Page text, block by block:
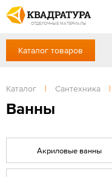
ОТДЕЛОЧНЫЕ МАТЕРИАЛЫ
Профи
Контакты
Доставка и оплата
Выставочный зал
Готовые решения
Отзывы
+7 (383) 209-98-97
Сб, Вс — выходной
ЗАКАЗАТЬ ЗВОНОК
Вход / Регистрация
Каталог товаров
Каталог | Сантехника |
Ванны
Акриловые ванны